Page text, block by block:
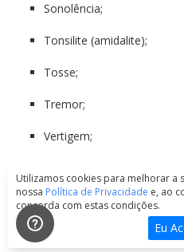
Sonolência;
Tonsilite (amidalite);
Tosse;
Tremor;
Vertigem;
Reação incomum
(ocorre
utilizam este medicamento):
Utilizamos cookies para melhorar a
nossa Política de Privacidade e, ao
concorda com estas condições.
Eu